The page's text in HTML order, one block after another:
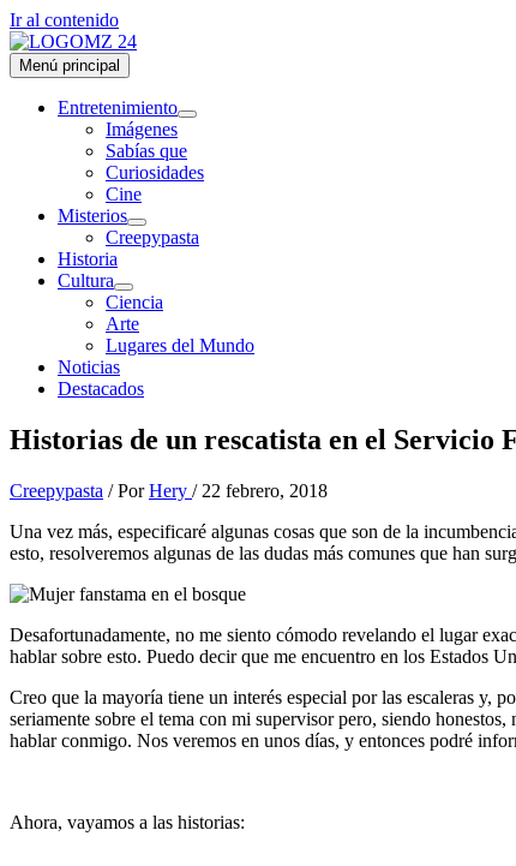
Ir al contenido
Menú principal
Entretenimiento
Imágenes
Sabías que
Curiosidades
Cine
Misterios
Creepypasta
Historia
Cultura
Ciencia
Arte
Lugares del Mundo
Noticias
Destacados
Historias de un rescatista en el Servicio
Creepypasta / PorHery / 22 febrero, 2018
Una vez más, especificaré algunas cosas que son de la
esto, resolveremos algunas de las dudas más comunes que han
Desafortunadamente, no me siento cómodo revelando el lugar
hablar sobre esto. Puedo decir que me encuentro en los Estados
Creo que la mayoría tiene un interés especial por las escaleras y,
seriamente sobre el tema con mi supervisor pero, siendo
hablar conmigo. Nos veremos en unos días, y entonces podré
Ahora, vayamos a las historias: